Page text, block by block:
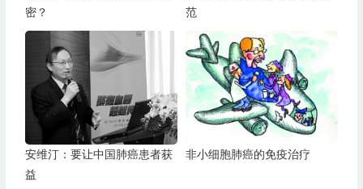
密？
范
安维汀：要让中国肺癌患者获
益
非小细胞肺癌的免疫治疗